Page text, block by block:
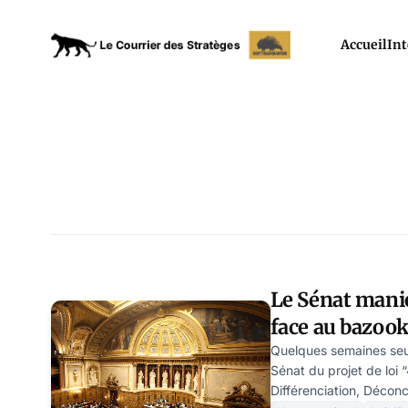
Accueil
Le Sénat
face au
Macron
Quelques semaines
Sénat du projet de loi
Différenciation,